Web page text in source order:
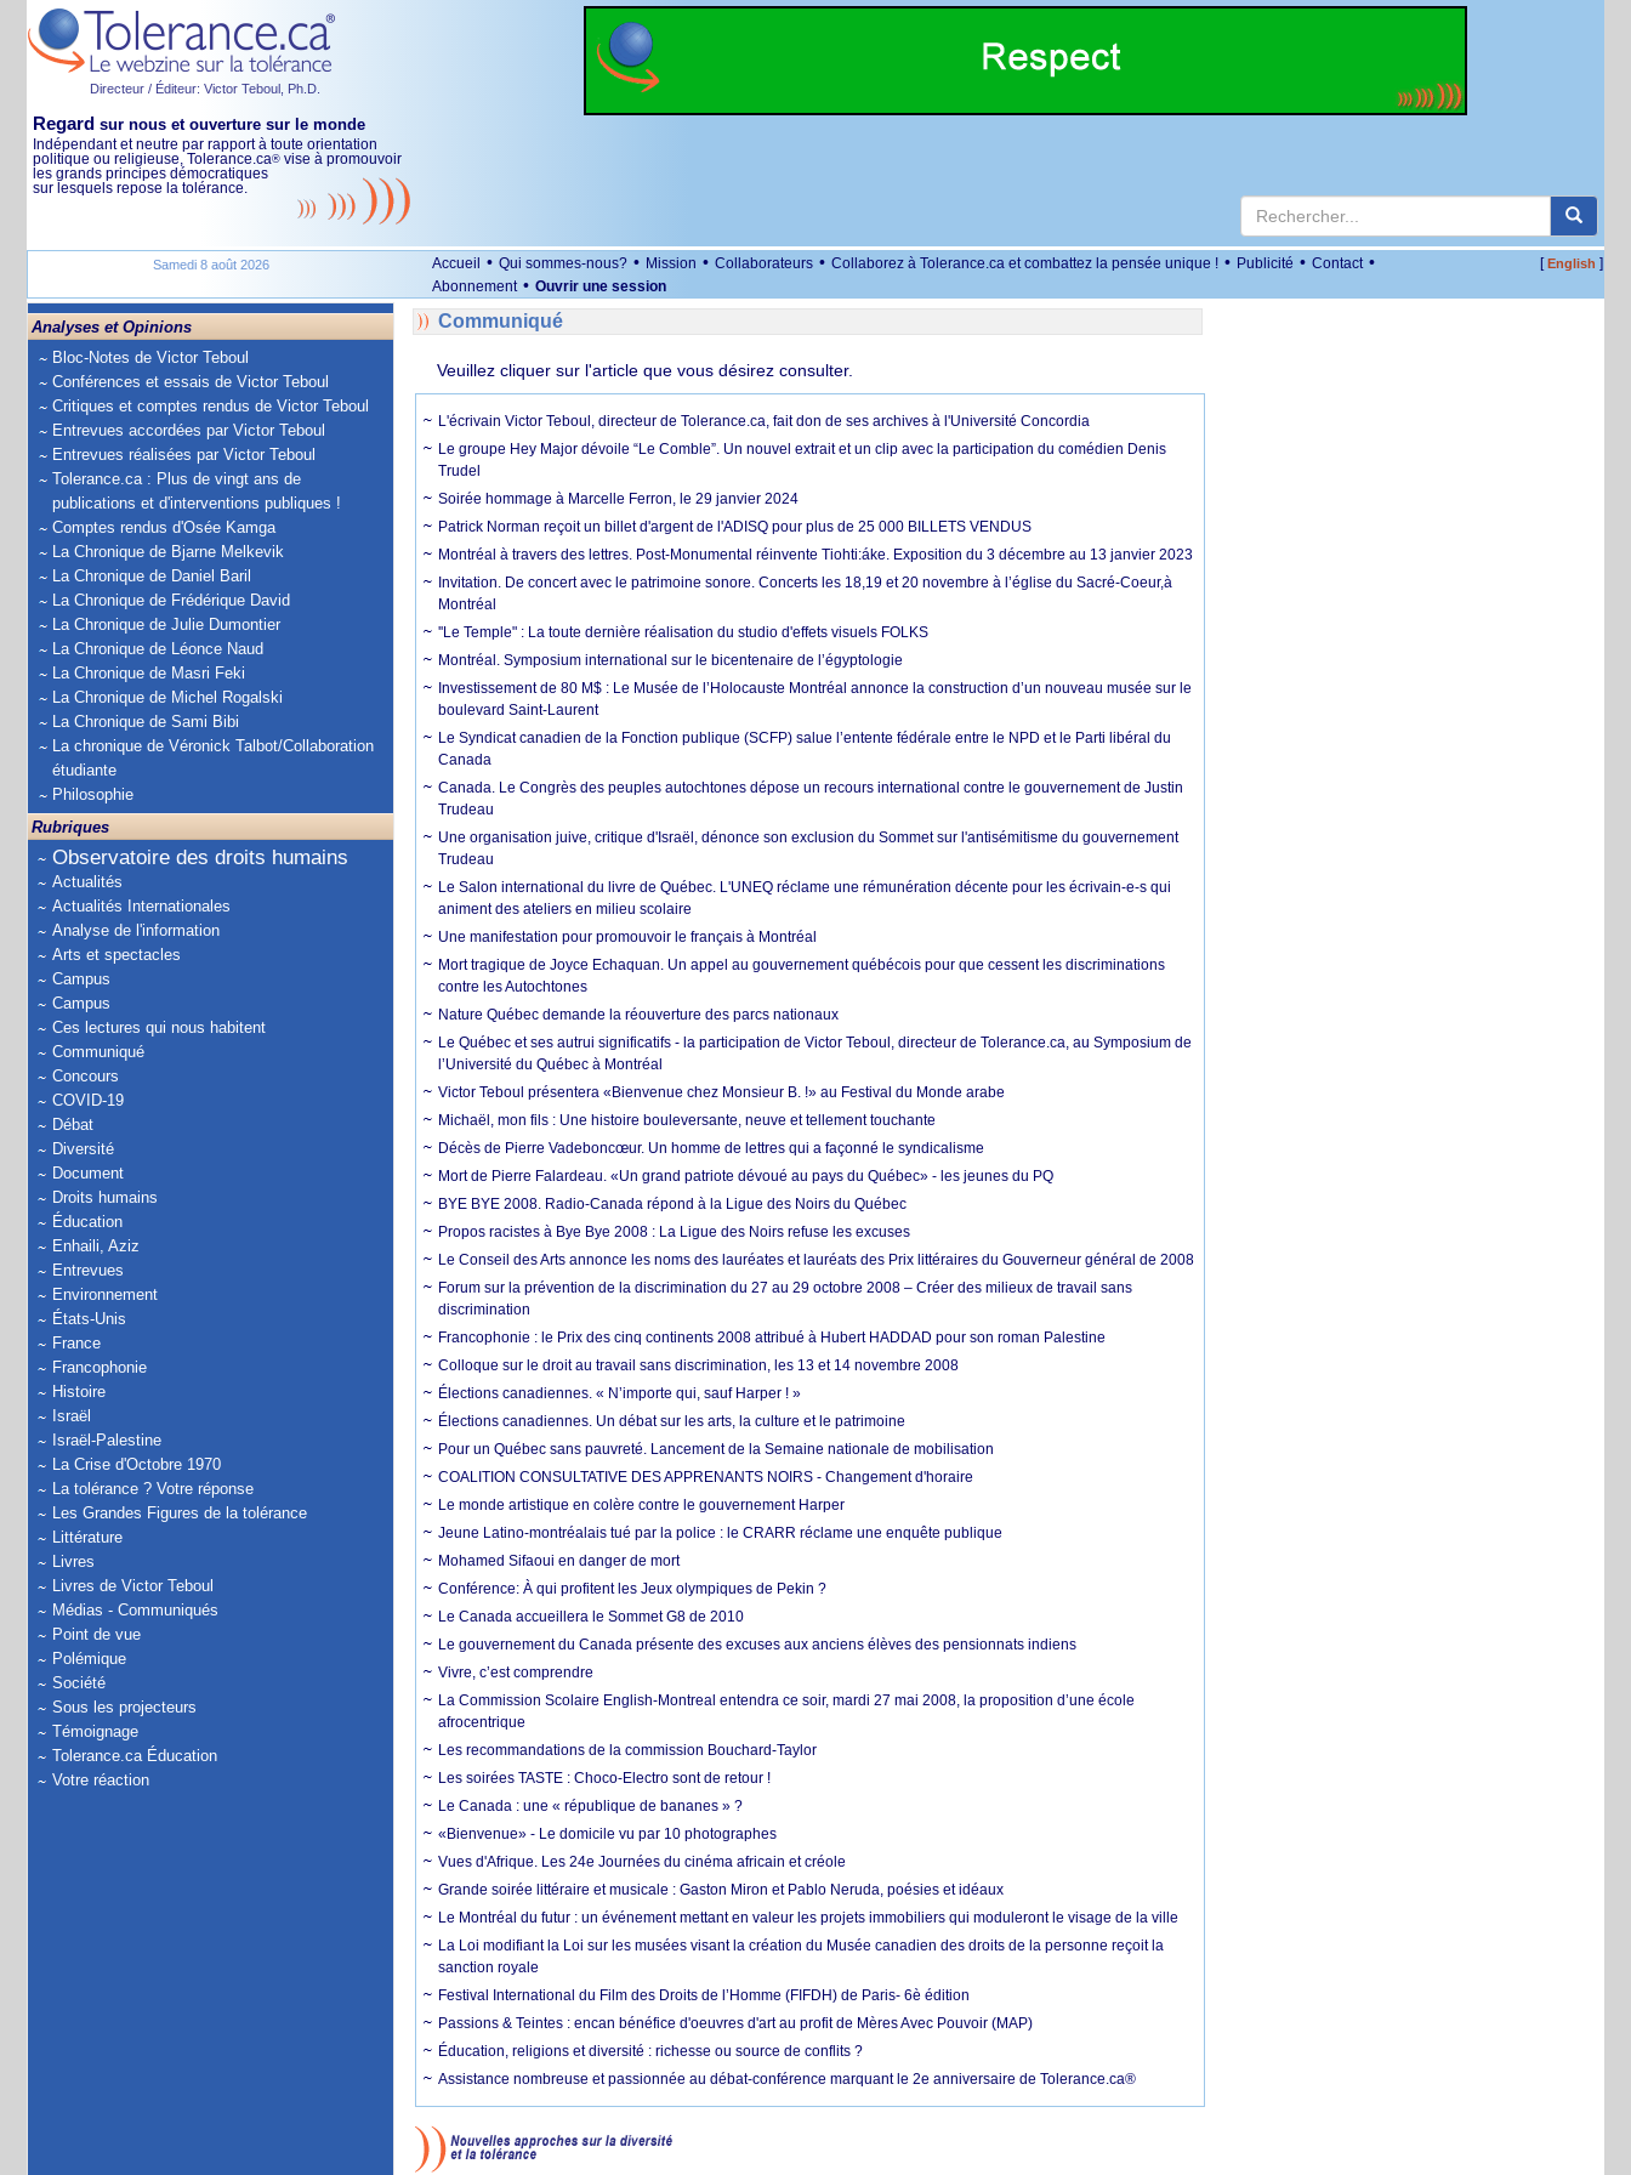
Directeur / Éditeur: Victor Teboul, Ph.D.
Regard sur nous et ouverture sur le monde
Indépendant et neutre par rapport à toute orientation
politique ou religieuse, Tolerance.ca® vise à promouvoir
les grands principes démocratiques
sur lesquels repose la tolérance.
Samedi 8 août 2026 Accueil • Qui sommes-nous? • Mission • Collaborateurs • Collaborez à Tolerance.ca et combattez la pensée unique ! • Publicité • Contact •
Abonnement • Ouvrir une session
[English ]
Analyses et Opinions
Bloc-Notes de Victor Teboul
Conférences et essais de Victor Teboul
Critiques et comptes rendus de Victor Teboul
Entrevues accordées par Victor Teboul
Entrevues réalisées par Victor Teboul
Tolerance.ca : Plus de vingt ans de
publications et d'interventions publiques !
Comptes rendus d'Osée Kamga
La Chronique de Bjarne Melkevik
La Chronique de Daniel Baril
La Chronique de Frédérique David
La Chronique de Julie Dumontier
La Chronique de Léonce Naud
La Chronique de Masri Feki
La Chronique de Michel Rogalski
La Chronique de Sami Bibi
La chronique de Véronick Talbot/Collaboration
étudiante
Philosophie
Rubriques
Observatoire des droits humains
Actualités
Actualités Internationales
Analyse de l'information
Arts et spectacles
Campus
Campus
Ces lectures qui nous habitent
Communiqué
Concours
COVID-19
Débat
Diversité
Document
Droits humains
Éducation
Enhaili, Aziz
Entrevues
Environnement
États-Unis
France
Francophonie
Histoire
Israël
Israël-Palestine
La Crise d'Octobre 1970
La tolérance ? Votre réponse
Les Grandes Figures de la tolérance
Littérature
Livres
Livres de Victor Teboul
Médias - Communiqués
Point de vue
Polémique
Société
Sous les projecteurs
Témoignage
Tolerance.ca Éducation
Votre réaction
Communiqué
Veuillez cliquer sur l'article que vous désirez consulter.
L'écrivain Victor Teboul, directeur de Tolerance.ca, fait don de ses archives à l'Université Concordia
Le groupe Hey Major dévoile “Le Comble”. Un nouvel extrait et un clip avec la participation du comédien Denis
Trudel
Soirée hommage à Marcelle Ferron, le 29 janvier 2024
Patrick Norman reçoit un billet d'argent de l'ADISQ pour plus de 25 000 BILLETS VENDUS
Montréal à travers des lettres. Post-Monumental réinvente Tiohti:áke. Exposition du 3 décembre au 13 janvier 2023
Invitation. De concert avec le patrimoine sonore. Concerts les 18,19 et 20 novembre à l’église du Sacré-Coeur,à
Montréal
''Le Temple" : La toute dernière réalisation du studio d'effets visuels FOLKS
Montréal. Symposium international sur le bicentenaire de l’égyptologie
Investissement de 80 M$ : Le Musée de l’Holocauste Montréal annonce la construction d’un nouveau musée sur le
boulevard Saint-Laurent
Le Syndicat canadien de la Fonction publique (SCFP) salue l’entente fédérale entre le NPD et le Parti libéral du
Canada
Canada. Le Congrès des peuples autochtones dépose un recours international contre le gouvernement de Justin
Trudeau
Une organisation juive, critique d'Israël, dénonce son exclusion du Sommet sur l'antisémitisme du gouvernement
Trudeau
Le Salon international du livre de Québec. L'UNEQ réclame une rémunération décente pour les écrivain-e-s qui
animent des ateliers en milieu scolaire
Une manifestation pour promouvoir le français à Montréal
Mort tragique de Joyce Echaquan. Un appel au gouvernement québécois pour que cessent les discriminations
contre les Autochtones
Nature Québec demande la réouverture des parcs nationaux
Le Québec et ses autrui significatifs - la participation de Victor Teboul, directeur de Tolerance.ca, au Symposium de
l’Université du Québec à Montréal
Victor Teboul présentera «Bienvenue chez Monsieur B. !» au Festival du Monde arabe
Michaël, mon fils : Une histoire bouleversante, neuve et tellement touchante
Décès de Pierre Vadeboncœur. Un homme de lettres qui a façonné le syndicalisme
Mort de Pierre Falardeau. «Un grand patriote dévoué au pays du Québec» - les jeunes du PQ
BYE BYE 2008. Radio-Canada répond à la Ligue des Noirs du Québec
Propos racistes à Bye Bye 2008 : La Ligue des Noirs refuse les excuses
Le Conseil des Arts annonce les noms des lauréates et lauréats des Prix littéraires du Gouverneur général de 2008
Forum sur la prévention de la discrimination du 27 au 29 octobre 2008 – Créer des milieux de travail sans
discrimination
Francophonie : le Prix des cinq continents 2008 attribué à Hubert HADDAD pour son roman Palestine
Colloque sur le droit au travail sans discrimination, les 13 et 14 novembre 2008
Élections canadiennes. « N’importe qui, sauf Harper ! »
Élections canadiennes. Un débat sur les arts, la culture et le patrimoine
Pour un Québec sans pauvreté. Lancement de la Semaine nationale de mobilisation
COALITION CONSULTATIVE DES APPRENANTS NOIRS - Changement d'horaire
Le monde artistique en colère contre le gouvernement Harper
Jeune Latino-montréalais tué par la police : le CRARR réclame une enquête publique
Mohamed Sifaoui en danger de mort
Conférence: À qui profitent les Jeux olympiques de Pekin ?
Le Canada accueillera le Sommet G8 de 2010
Le gouvernement du Canada présente des excuses aux anciens élèves des pensionnats indiens
Vivre, c’est comprendre
La Commission Scolaire English-Montreal entendra ce soir, mardi 27 mai 2008, la proposition d’une école
afrocentrique
Les recommandations de la commission Bouchard-Taylor
Les soirées TASTE : Choco-Electro sont de retour !
Le Canada : une « république de bananes » ?
«Bienvenue» - Le domicile vu par 10 photographes
Vues d'Afrique. Les 24e Journées du cinéma africain et créole
Grande soirée littéraire et musicale : Gaston Miron et Pablo Neruda, poésies et idéaux
Le Montréal du futur : un événement mettant en valeur les projets immobiliers qui moduleront le visage de la ville
La Loi modifiant la Loi sur les musées visant la création du Musée canadien des droits de la personne reçoit la
sanction royale
Festival International du Film des Droits de l’Homme (FIFDH) de Paris- 6è édition
Passions & Teintes : encan bénéfice d'oeuvres d'art au profit de Mères Avec Pouvoir (MAP)
Éducation, religions et diversité : richesse ou source de conflits ?
Assistance nombreuse et passionnée au débat-conférence marquant le 2e anniversaire de Tolerance.ca®